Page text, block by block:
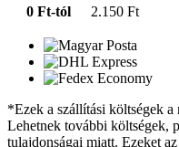
0 Ft-tól
2.150 Ft
*Ezek a szállítási költségek
Lehetnek további költségek,
tulajdonságai miatt. Ezeket